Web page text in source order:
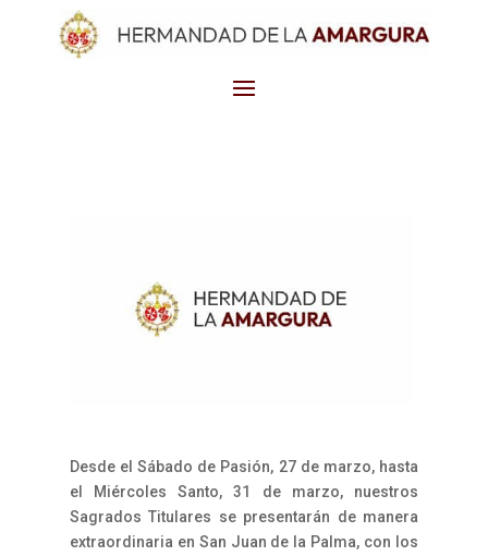
Desde el Sábado de Pasión, 27 de marzo, hasta
el Miércoles Santo, 31 de marzo, nuestros
Sagrados Titulares se presentarán de manera
extraordinaria en San Juan de la Palma, con los